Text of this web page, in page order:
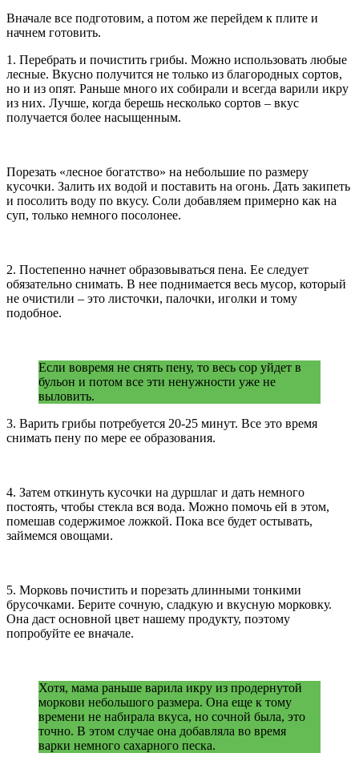
Вначале все подготовим, а потом же перейдем к плите и
начнем готовить.
1. Перебрать и почистить грибы. Можно использовать любые
лесные. Вкусно получится не только из благородных сортов,
но и из опят. Раньше много их собирали и всегда варили икру
из них. Лучше, когда берешь несколько сортов – вкус
получается более насыщенным.
Порезать «лесное богатство» на небольшие по размеру
кусочки. Залить их водой и поставить на огонь. Дать закипеть
и посолить воду по вкусу. Соли добавляем примерно как на
суп, только немного посолонее.
2. Постепенно начнет образовываться пена. Ее следует
обязательно снимать. В нее поднимается весь мусор, который
не очистили – это листочки, палочки, иголки и тому
подобное.
Если вовремя не снять пену, то весь сор уйдет в
бульон и потом все эти ненужности уже не
выловить.
3. Варить грибы потребуется 20-25 минут. Все это время
снимать пену по мере ее образования.
4. Затем откинуть кусочки на дуршлаг и дать немного
постоять, чтобы стекла вся вода. Можно помочь ей в этом,
помешав содержимое ложкой. Пока все будет остывать,
займемся овощами.
5. Морковь почистить и порезать длинными тонкими
брусочками. Берите сочную, сладкую и вкусную морковку.
Она даст основной цвет нашему продукту, поэтому
попробуйте ее вначале.
Хотя, мама раньше варила икру из продернутой
моркови небольшого размера. Она еще к тому
времени не набирала вкуса, но сочной была, это
точно. В этом случае она добавляла во время
варки немного сахарного песка.